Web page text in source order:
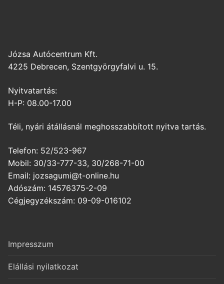
Józsa Autócentrum Kft.
4225 Debrecen, Szentgyörgyfalvi u. 15.
Nyitvatartás:
H-P: 08.00-17.00
Téli, nyári átállásnál meghosszabbított nyitva tartás.
Telefon: 52/523-967
Mobil: 30/33-777-33, 30/268-71-00
Email: jozsagumi@t-online.hu
Adószám: 14576375-2-09
Cégjegyzékszám: 09-09-016102
Impresszum
Elállási nyilatkozat